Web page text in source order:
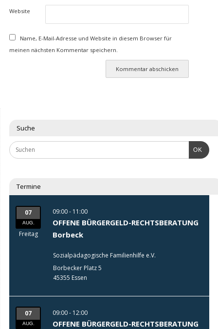
Website
Name, E-Mail-Adresse und Website in diesem Browser für
meinen nächsten Kommentar speichern.
Suche
OK
Termine
07
AUG.
Freitag
09:00 - 11:00
OFFENE BÜRGERGELD-RECHTSBERATUNG
Borbeck
Sozialpädagogische Familienhilfe e.V.
Borbecker Platz 5
45355 Essen
07
AUG.
09:00 - 12:00
OFFENE BÜRGERGELD-RECHTSBERATUNG